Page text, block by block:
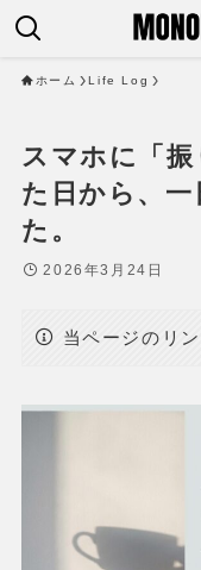
ホーム Life Log
スマホに「
た日から、
た。
2026年3月24日
当ページのリ